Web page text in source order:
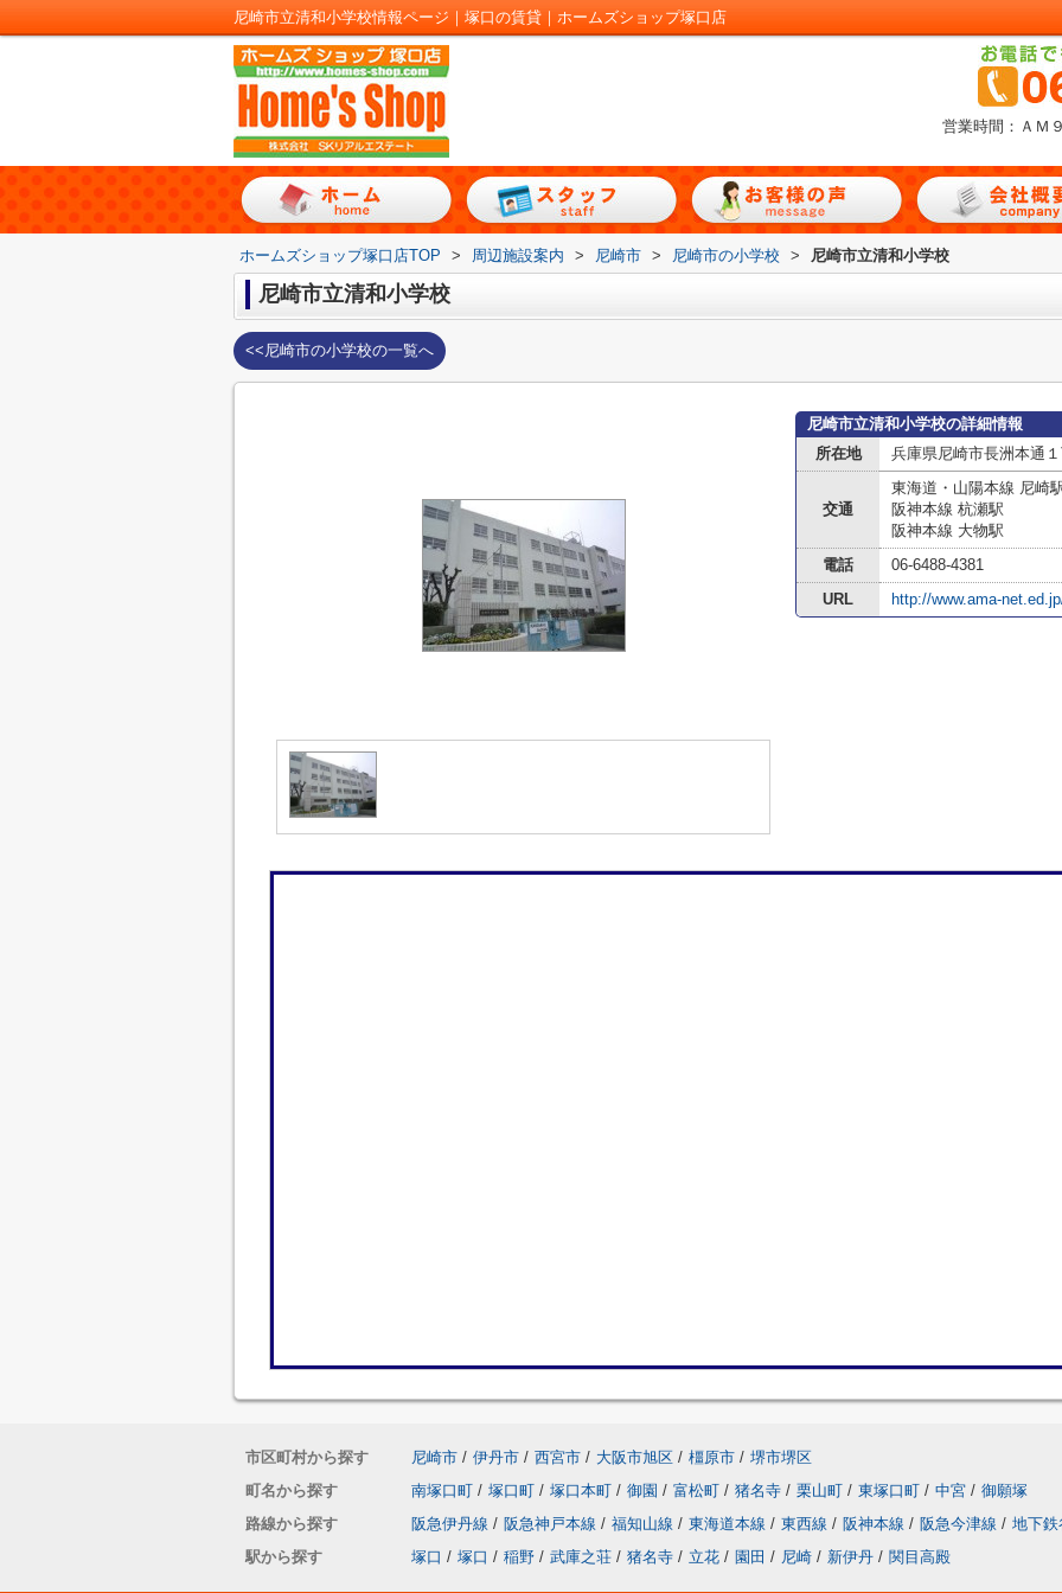
尼崎市立清和小学校情報ページ｜塚口の賃貸｜ホームズショップ塚口店
営業時間：ＡＭ
ホームズショップ塚口店TOP > 周辺施設案内 > 尼崎市 > 尼崎市の小学校 > 尼崎市立清和小学校
尼崎市立清和小学校
<<尼崎市の小学校の一覧へ
尼崎市立清和小学校の詳細情報
所在地
兵庫県尼崎市長洲本通
交通
東海道・山陽本線 尼崎
阪神本線 杭瀬駅
阪神本線 大物駅
電話
06-6488-4381
URL
http://www.ama-
市区町村から探す 尼崎市 / 伊丹市 / 西宮市 / 大阪市旭区 / 橿原市 / 堺市堺区
町名から探す
南塚口町 / 塚口町 / 塚口本町 / 御園 / 富松町 / 猪名寺 / 栗山町 / 東塚口町 / 中宮 / 御願塚
路線から探す
阪急伊丹線 / 阪急神戸本線 / 福知山線 / 東海道本線 / 東西線 / 阪神本線 / 阪急今津線 / 地下鉄
駅から探す
塚口 / 塚口 / 稲野 / 武庫之荘 / 猪名寺 / 立花 / 園田 / 尼崎 / 新伊丹 / 関目高殿